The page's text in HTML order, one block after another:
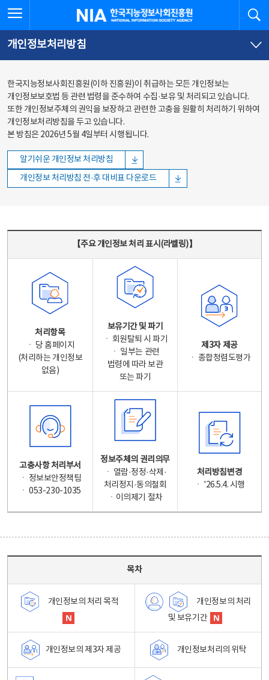
바로가기
바로가기
한국지능정보사회진흥원
개인정보처리방침
한국지능정보사회진흥원(이하 진흥원)이 취급하는 모든 개인정보는
개인정보보호법 등 관련 법령을 준수하여 수집·보유 및 처리되고 있습니다.
또한 개인정보주체의 권익을 보장하고 관련한 고충을 원활히 처리하기 위하여
개인정보처리방침을 두고 있습니다.
본 방침은 2026년 5월 4일부터 시행됩니다.
알기쉬운 개인정보 처리방침
개인정보 처리방침 전·후 대비표 다운로드
【주요 개인정보 처리 표시(라벨링)】
처리항목
ㆍ 당 홈페이지
(처리하는 개인정보
없음)
보유기간 및 파기
ㆍ 회원탈퇴 시 파기
ㆍ 일부는 관련
법령에 따라 보관
또는 파기
제3자 제공
ㆍ 종합청렴도평가
고충사항 처리부서
ㆍ 정보보안정책팀
ㆍ 053-230-1035
정보주체의 권리의무
ㆍ 열람·정정·삭제·
처리정지·동의철회
ㆍ이의제기 절차
처리방침변경
ㆍ '26.5.4. 시행
목차
개인정보의 처리 목적
개인정보의 처리
및 보유기간
개인정보의 제3자 제공 개인정보처리의 위탁